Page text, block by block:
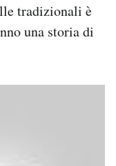
tradizionali è
una storia di